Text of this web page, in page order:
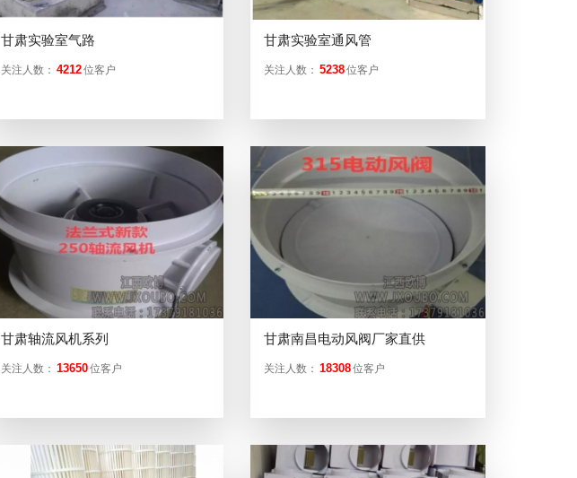
甘肃实验室气路
关注人数： 4212位客户
甘肃实验室通风管
关注人数： 5238位客户
甘肃轴流风机系列
关注人数： 13650位客户
甘肃南昌电动风阀厂家直供
关注人数： 18308位客户